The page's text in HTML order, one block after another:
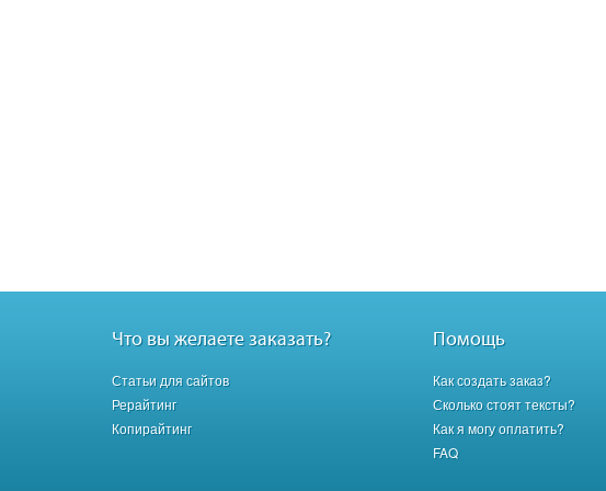
Что вы желаете заказать?
Статьи для сайтов
Рерайтинг
Копирайтинг
Помощь
Как создать заказ?
Сколько стоят тексты?
Как я могу оплатить?
FAQ